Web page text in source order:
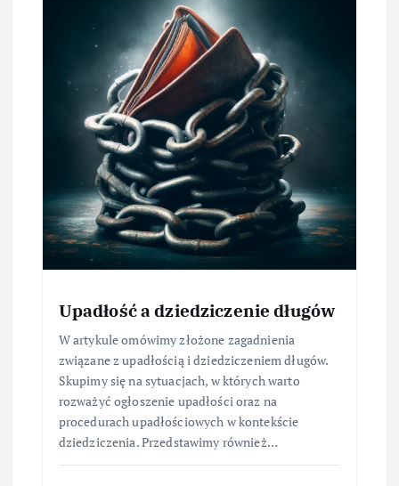
Upadłość a dziedziczenie długów
W artykule omówimy złożone zagadnienia
związane z upadłością i dziedziczeniem długów.
Skupimy się na sytuacjach, w których warto
rozważyć ogłoszenie upadłości oraz na
procedurach upadłościowych w kontekście
dziedziczenia. Przedstawimy również…